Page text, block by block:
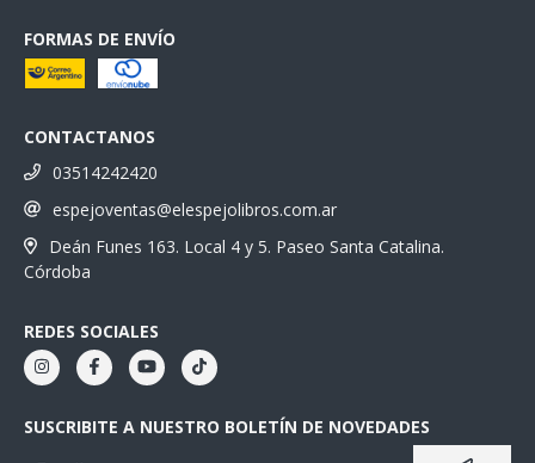
FORMAS DE ENVÍO
CONTACTANOS
03514242420
espejoventas@elespejolibros.com.ar
Deán Funes 163. Local 4 y 5. Paseo Santa Catalina.
Córdoba
REDES SOCIALES
SUSCRIBITE A NUESTRO BOLETÍN DE NOVEDADES